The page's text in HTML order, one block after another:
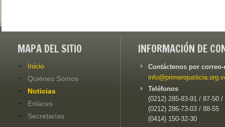
MAPA DEL SITIO
Inicio
Quiénes Somos
Noticias
Enlaces
Secretarías
INFORMACIÓN DE
Contáctenos por
Teléfonos
(0212) 285-83-91 / 87-50 /
(0212) 286-73-03 / 88-55
(0414) 150-32-30